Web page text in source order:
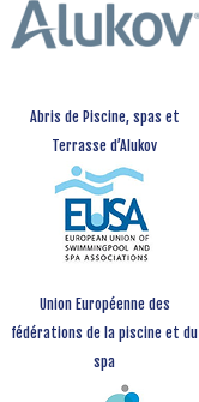
Abris de Piscine, spas et
Terrasse d’Alukov
Union Européenne des
fédérations de la piscine et du
spa